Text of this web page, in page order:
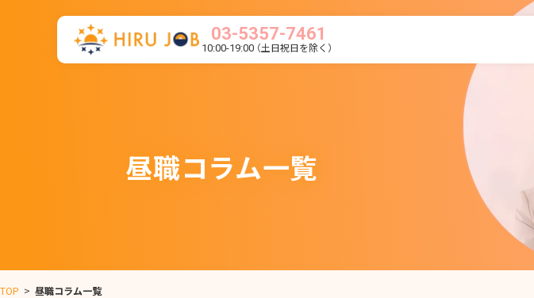
03-5357-7461
10:00-19:00（土日祝日を除く）
昼職コラム一覧
TOP > 昼職コラム一覧